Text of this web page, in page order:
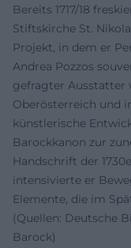
Bereits 1717/18
Stiftskirche St.
Projekt, in dem er
Andrea Pozzos
gefragter Ausstatter
Oberösterreich und
künstlerische
Barockkanon zur
Handschrift der
intensivierte er
Elemente, die im
(Quellen: Deutsche
Barock)